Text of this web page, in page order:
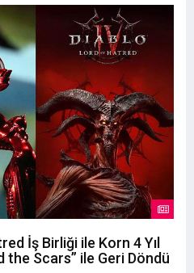
İş Birliği ile Korn 4 Yıl
the Scars” ile Geri Döndü